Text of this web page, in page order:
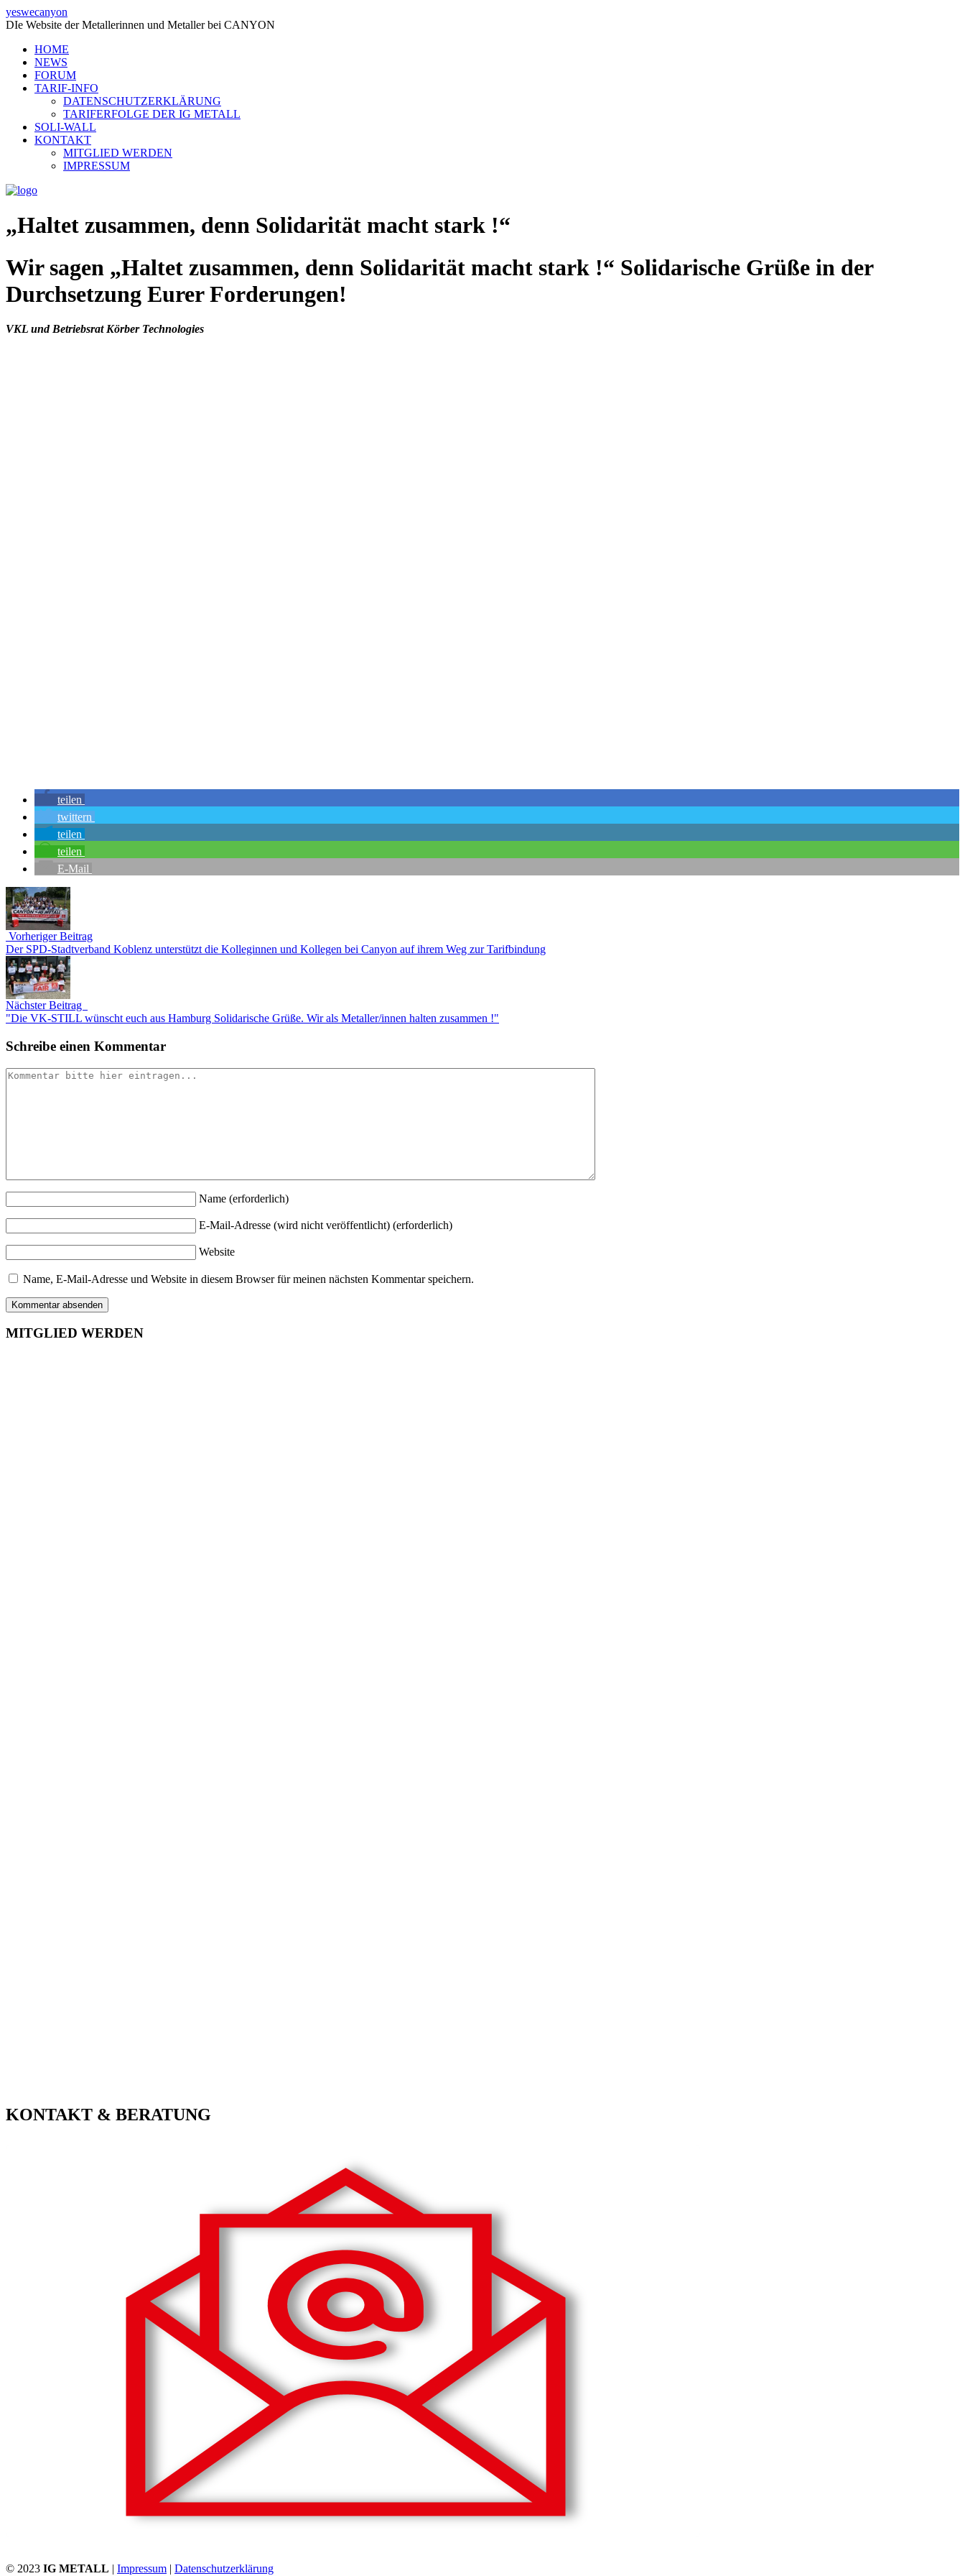
yeswecanyon
DIe Website der Metallerinnen und Metaller bei CANYON
HOME
NEWS
FORUM
TARIF-INFO
DATENSCHUTZERKLÄRUNG
TARIFERFOLGE DER IG METALL
SOLI-WALL
KONTAKT
MITGLIED WERDEN
IMPRESSUM
„Haltet zusammen, denn Solidarität macht stark !“
Wir sagen „Haltet zusammen, denn Solidarität macht stark !“ Solidarische Grüße in der
Durchsetzung Eurer Forderungen!
VKL und Betriebsrat Körber Technologies
teilen
twittern
teilen
teilen
E-Mail
Vorheriger Beitrag
Der SPD-Stadtverband Koblenz unterstützt die Kolleginnen und Kollegen bei Canyon auf ihrem Weg zur Tarifbindung
Nächster Beitrag
"Die VK-STILL wünscht euch aus Hamburg Solidarische Grüße. Wir als Metaller/innen halten zusammen !"
Schreibe einen Kommentar
Name (erforderlich)
E-Mail-Adresse (wird nicht veröffentlicht) (erforderlich)
Website
Name, E-Mail-Adresse und Website in diesem Browser für meinen nächsten Kommentar speichern.
MITGLIED WERDEN
KONTAKT & BERATUNG
© 2023 IG METALL | Impressum | Datenschutzerklärung